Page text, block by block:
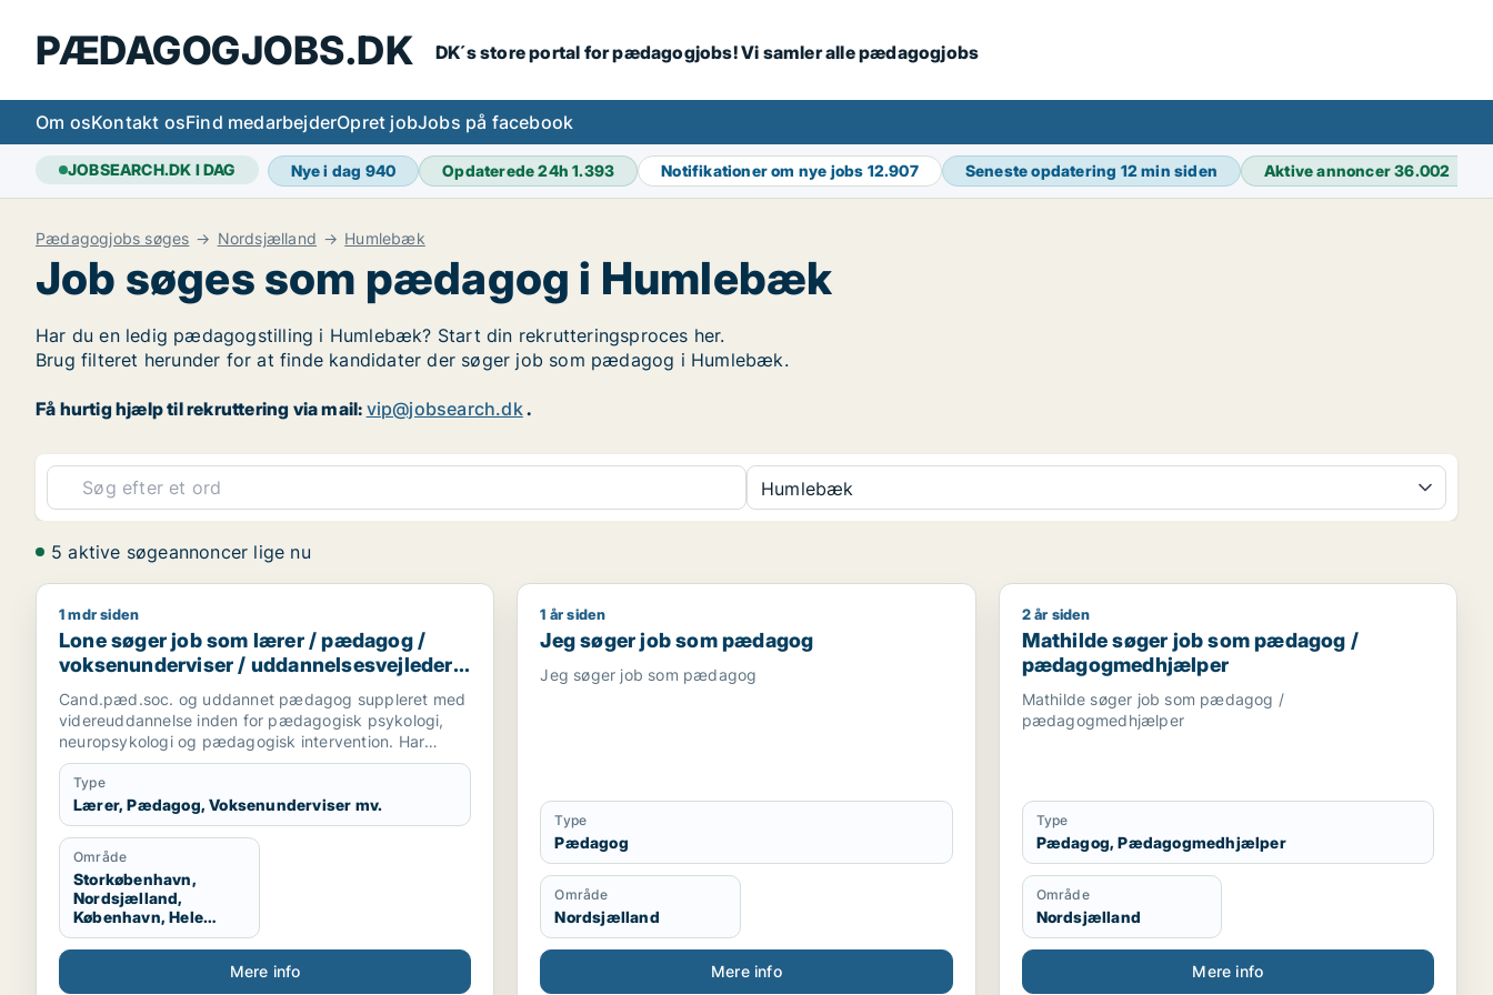
PÆDAGOGJOBS.DK DK´s store portal for pædagogjobs! Vi samler alle pædagogjobs
Om osKontakt osFind medarbejderOpret jobJobs på facebook
JOBSEARCH.DK I DAG Nye i dag 940 Opdaterede 24h1.393 Notifikationer om nye jobs 12.907 Seneste opdatering 12 min siden Aktive annoncer36.002
Pædagogjobs søges Nordsjælland Humlebæk
Job søges som pædagog i Humlebæk
Har du en ledig pædagogstilling i Humlebæk? Start din rekrutteringsproces her.
Brug filteret herunder for at finde kandidater der søger job som pædagog i Humlebæk.
Få hurtig hjælp til rekruttering via mail: vip@jobsearch.dk.
Humlebæk
5 aktive søgeannoncer lige nu
Lone søger job som lærer / pædagog / voksenunderviser / uddannelsesvejleder / karriererådgiver
1 mdr siden
Lone søger job som lærer / pædagog /
voksenunderviser / uddannelsesvejleder /
karriererådgiver
Cand.pæd.soc. og uddannet pædagog suppleret med
videreuddannelse inden for pædagogisk psykologi,
neuropsykologi og pædagogisk intervention. Har
mange års erfaring med undervisning, vejledning og
facilitering af lærings- og udviklingsprocesser for både
børn, unge og fagprofessionelle. Besidder stærke
didaktiske kompetencer og arbejder systematisk med
udvikling af læringsmiljøer, klassefællesskaber og
professionelle praksisser, hvor trivsel, deltagelse og
læring går hånd i hånd. Arbejder med afsæt i
mentalisering, refleksiv praksis og inkluderende
fællesskaber og har særlige styrker i observation,
analyse og udvikling af praksis tæt på undervisningen.
Omsætter forskning, data og pædagogisk-psykologisk
Type
Lærer, Pædagog, Voksenunderviser mv.
Område
Storkøbenhavn,
Nordsjælland,
København, Hele
Sjælland
Mere info
Jeg søger job som pædagog
1 år siden
Jeg søger job som pædagog
Jeg søger job som pædagog
Type
Pædagog
Område
Nordsjælland
Mere info
Mathilde søger job som pædagog /
2 år siden
Mathilde søger job som pædagog /
pædagogmedhjælper
Mathilde søger job som pædagog /
pædagogmedhjælper
Type
Pædagog, Pædagogmedhjælper
Område
Nordsjælland
Mere info